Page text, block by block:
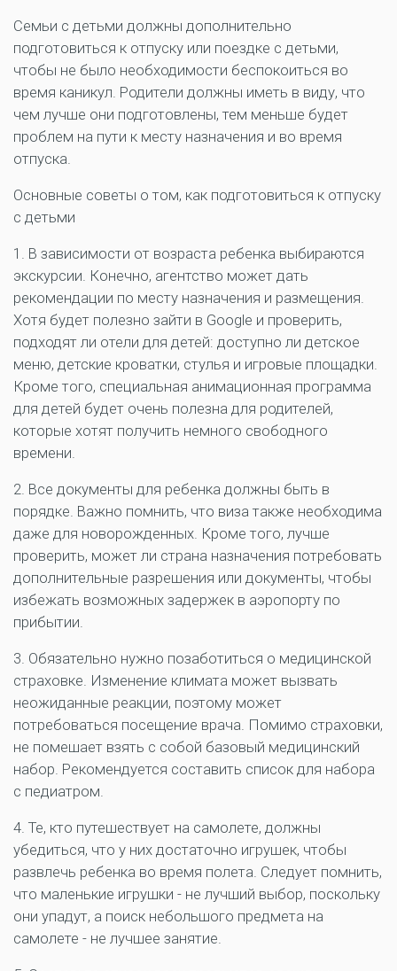
Семьи с детьми должны дополнительно
подготовиться к отпуску или поездке с детьми,
чтобы не было необходимости беспокоиться во
время каникул. Родители должны иметь в виду, что
чем лучше они подготовлены, тем меньше будет
проблем на пути к месту назначения и во время
отпуска.
Основные советы о том, как подготовиться к отпуску
с детьми
1. В зависимости от возраста ребенка выбираются
экскурсии. Конечно, агентство может дать
рекомендации по месту назначения и размещения.
Хотя будет полезно зайти в Google и проверить,
подходят ли отели для детей: доступно ли детское
меню, детские кроватки, стулья и игровые площадки.
Кроме того, специальная анимационная программа
для детей будет очень полезна для родителей,
которые хотят получить немного свободного
времени.
2. Все документы для ребенка должны быть в
порядке. Важно помнить, что виза также необходима
даже для новорожденных. Кроме того, лучше
проверить, может ли страна назначения потребовать
дополнительные разрешения или документы, чтобы
избежать возможных задержек в аэропорту по
прибытии.
3. Обязательно нужно позаботиться о медицинской
страховке. Изменение климата может вызвать
неожиданные реакции, поэтому может
потребоваться посещение врача. Помимо страховки,
не помешает взять с собой базовый медицинский
набор. Рекомендуется составить список для набора
с педиатром.
4. Те, кто путешествует на самолете, должны
убедиться, что у них достаточно игрушек, чтобы
развлечь ребенка во время полета. Следует помнить,
что маленькие игрушки - не лучший выбор, поскольку
они упадут, а поиск небольшого предмета на
самолете - не лучшее занятие.